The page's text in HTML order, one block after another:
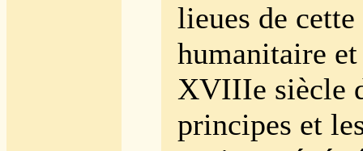
lieues de cette
humanitaire
XVIIIe siècle
principes et